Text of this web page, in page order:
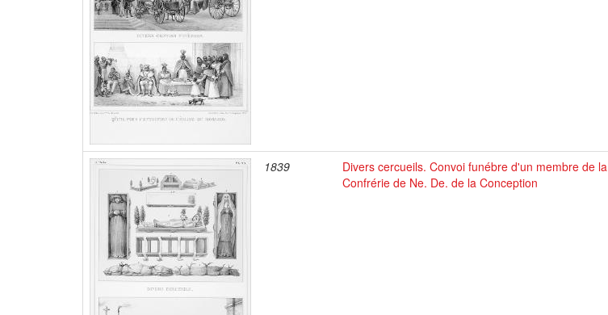
1839
Divers cercueils. Convoi funébre d'un membre de la
Confrérie de Ne. De. de la Conception